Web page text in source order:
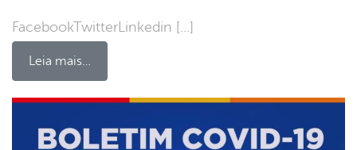
FacebookTwitterLinkedin […]
Leia mais…